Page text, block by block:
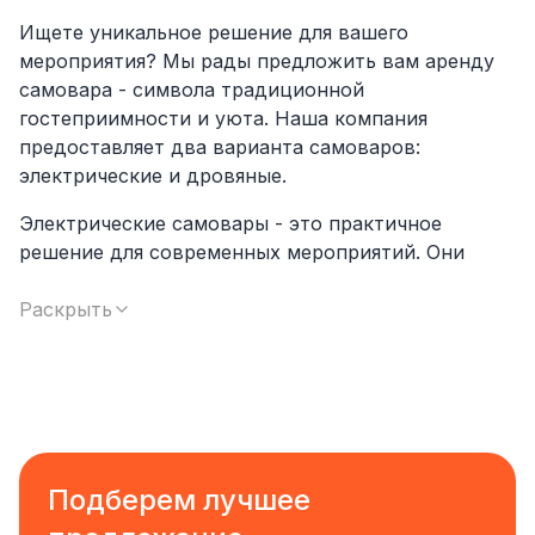
Ищете уникальное решение для вашего
мероприятия? Мы рады предложить вам аренду
самовара - символа традиционной
гостеприимности и уюта. Наша компания
предоставляет два варианта самоваров:
электрические и дровяные.
Электрические самовары - это практичное
решение для современных мероприятий. Они
приготовление горячих напитков без
в уютной атмосфере.
Дровяные самовары, напротив, придают вашему
мероприятию особый шарм и аутентичность. Их
Раскрыть
Подберем лучшее